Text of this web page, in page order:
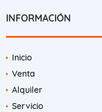
INFORMACIÓN
Inicio
Venta
Alquiler
Servicio